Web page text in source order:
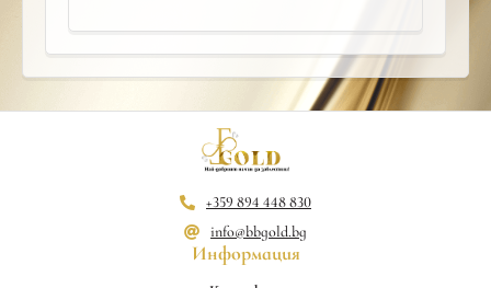
+359 894 448 830
info@bbgold.bg
Информация